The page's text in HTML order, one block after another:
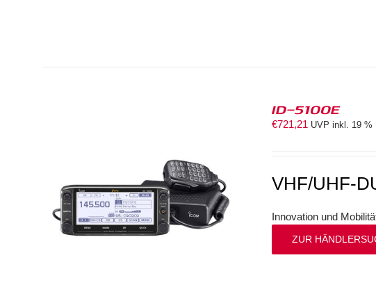
ID-5100E
€721,21 UVP inkl. 19 %
VHF/UHF-
Innovation und
ZUR